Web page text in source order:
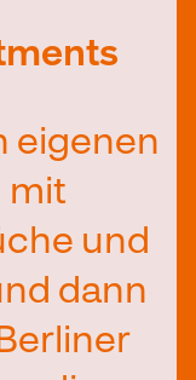
eigenen
mit
und
dann